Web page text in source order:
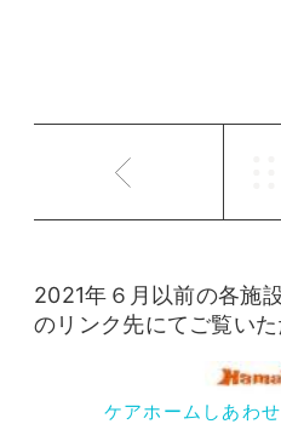
2021年６月以前の各施
のリンク先にてご覧いた
ケアホームしあわ